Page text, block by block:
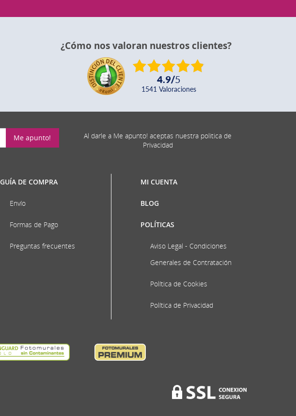
¿Cómo nos valoran nuestros clientes?
4.9/5
1541 valoraciones
Me apunto!
Al darle a Me apunto! aceptas nuestra politica de
Privacidad
GUÍA DE COMPRA
Envío
Formas de Pago
Preguntas frecuentes
MI CUENTA
BLOG
POLÍTICAS
Aviso Legal - Condiciones
Generales de Contratación
Política de Cookies
Política de Privacidad